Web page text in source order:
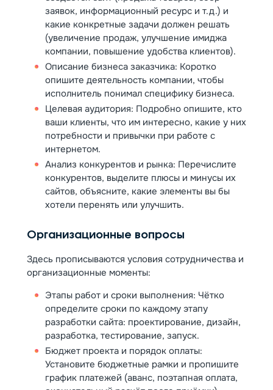
заявок, информационный ресурс и т.д.) и
какие конкретные задачи должен решать
(увеличение продаж, улучшение имиджа
компании, повышение удобства клиентов).
Описание бизнеса заказчика: Коротко
опишите деятельность компании, чтобы
исполнитель понимал специфику бизнеса.
Целевая аудитория: Подробно опишите, кто
ваши клиенты, что им интересно, какие у них
потребности и привычки при работе с
интернетом.
Анализ конкурентов и рынка: Перечислите
конкурентов, выделите плюсы и минусы их
сайтов, объясните, какие элементы вы бы
хотели перенять или улучшить.
Организационные вопросы
Здесь прописываются условия сотрудничества и
организационные моменты:
Этапы работ и сроки выполнения: Чётко
определите сроки по каждому этапу
разработки сайта: проектирование, дизайн,
разработка, тестирование, запуск.
Бюджет проекта и порядок оплаты:
Установите бюджетные рамки и пропишите
график платежей (аванс, поэтапная оплата,